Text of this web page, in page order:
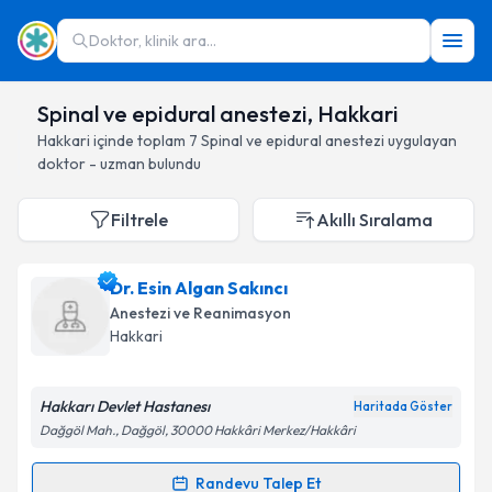
Doktor, klinik ara...
Spinal ve epidural anestezi, Hakkari
Hakkari içinde toplam 7 Spinal ve epidural anestezi uygulayan
doktor - uzman bulundu
Filtrele Akıllı Sıralama
Dr. Esin Algan Sakıncı
Anestezi ve Reanimasyon
Hakkari
Hakkarı Devlet Hastanesı Haritada Göster
Dağgöl Mah., Dağgöl, 30000 Hakkâri Merkez/Hakkâri
Randevu Talep Et